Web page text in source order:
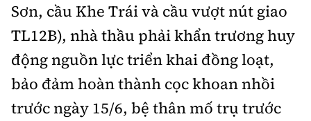
Sơn, cầu Khe Trái và cầu vượt nút giao
TL12B), nhà thầu phải khẩn trương huy
động nguồn lực triển khai đồng loạt,
bảo đảm hoàn thành cọc khoan nhồi
trước ngày 15/6, bệ thân mố trụ trước